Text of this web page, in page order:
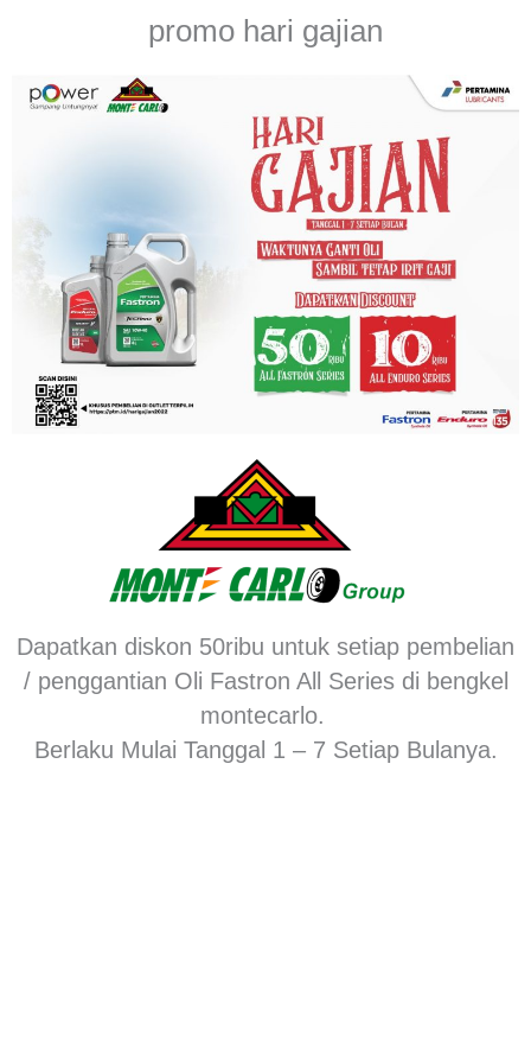
promo hari gajian
Dapatkan diskon 50ribu untuk setiap pembelian
/ penggantian Oli Fastron All Series di bengkel
montecarlo.
Berlaku Mulai Tanggal 1 – 7 Setiap Bulanya.